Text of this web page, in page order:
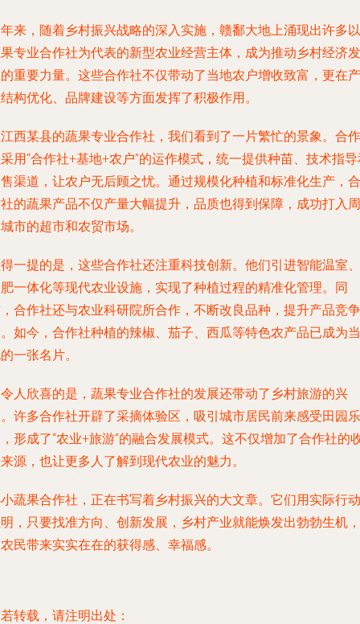
来，随着乡村振兴战略的深入实施，赣鄱大地上涌现出许多以
专业合作社为代表的新型农业经营主体，成为推动乡村经济发
重要力量。这些合作社不仅带动了当地农户增收致富，更在产
构优化、品牌建设等方面发挥了积极作用。
西某县的蔬果专业合作社，我们看到了一片繁忙的景象。合作
用“合作社+基地+农户”的运作模式，统一提供种苗、技术指
渠道，让农户无后顾之忧。通过规模化种植和标准化生产，合
的蔬果产品不仅产量大幅提升，品质也得到保障，成功打入周
市的超市和农贸市场。
一提的是，这些合作社还注重科技创新。他们引进智能温室、
一体化等现代农业设施，实现了种植过程的精准化管理。同
合作社还与农业科研院所合作，不断改良品种，提升产品竞争
如今，合作社种植的辣椒、茄子、西瓜等特色农产品已成为当
一张名片。
人欣喜的是，蔬果专业合作社的发展还带动了乡村旅游的兴
许多合作社开辟了采摘体验区，吸引城市居民前来感受田园乐
形成了“农业+旅游”的融合发展模式。这不仅增加了合作社的
源，也让更多人了解到现代农业的魅力。
蔬果合作社，正在书写着乡村振兴的大文章。它们用实际行动
，只要找准方向、创新发展，乡村产业就能焕发出勃勃生机，
民带来实实在在的获得感、幸福感。
转载，请注明出处：